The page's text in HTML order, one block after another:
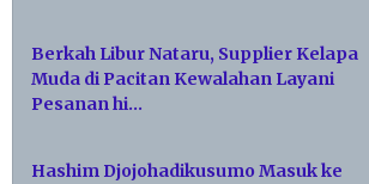
Berkah Libur Nataru, Supplier Kelapa
Muda di Pacitan Kewalahan Layani
Pesanan hi…
Hashim Djojohadikusumo Masuk ke